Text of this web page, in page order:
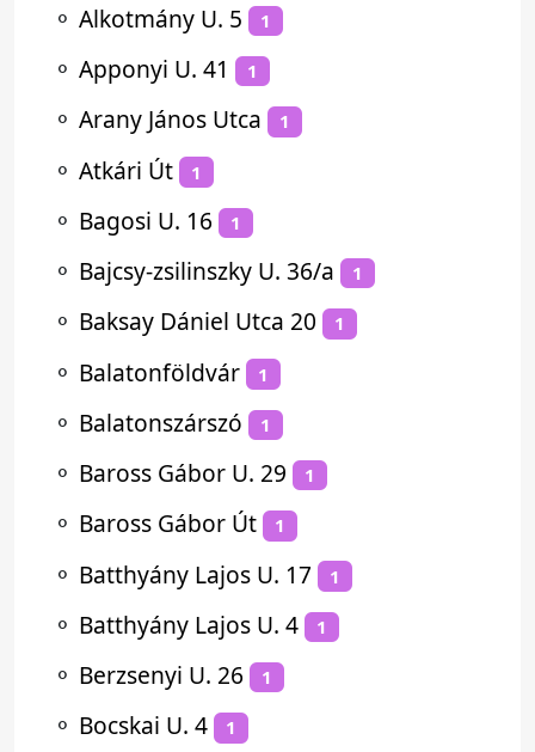
⚬ Alkotmány U. 5 1
⚬ Apponyi U. 41 1
⚬ Arany János Utca 1
⚬ Atkári Út 1
⚬ Bagosi U. 16 1
⚬ Bajcsy-zsilinszky U. 36/a 1
⚬ Baksay Dániel Utca 20 1
⚬ Balatonföldvár 1
⚬ Balatonszárszó 1
⚬ Baross Gábor U. 29 1
⚬ Baross Gábor Út 1
⚬ Batthyány Lajos U. 17 1
⚬ Batthyány Lajos U. 4 1
⚬ Berzsenyi U. 26 1
⚬ Bocskai U. 4 1